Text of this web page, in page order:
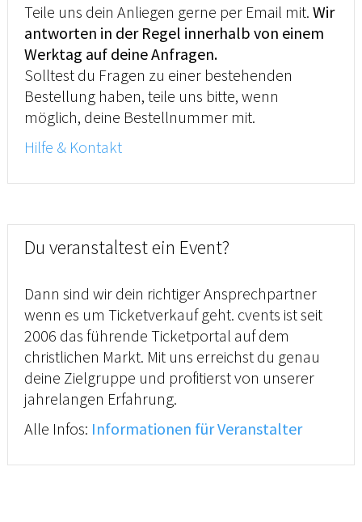
Teile uns dein Anliegen gerne per Email mit. Wir
antworten in der Regel innerhalb von einem
Werktag auf deine Anfragen.
Solltest du Fragen zu einer bestehenden
Bestellung haben, teile uns bitte, wenn
möglich, deine Bestellnummer mit.
Hilfe & Kontakt
Du veranstaltest ein Event?
Dann sind wir dein richtiger Ansprechpartner
wenn es um Ticketverkauf geht. cvents ist seit
2006 das führende Ticketportal auf dem
christlichen Markt. Mit uns erreichst du genau
deine Zielgruppe und profitierst von unserer
jahrelangen Erfahrung.
Alle Infos: Informationen für Veranstalter